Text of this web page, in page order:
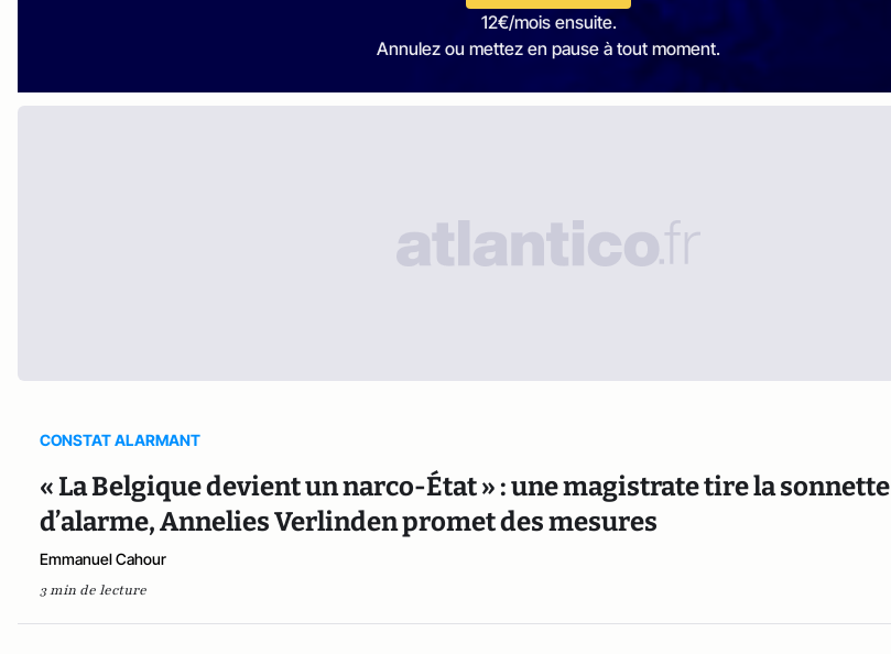
12€/mois ensuite.
Annulez ou mettez en pause à tout moment.
CONSTAT ALARMANT
« La Belgique devient un narco-État » : une magistrate tire la sonnette
d’alarme, Annelies Verlinden promet des mesures
Emmanuel Cahour
3 min de lecture